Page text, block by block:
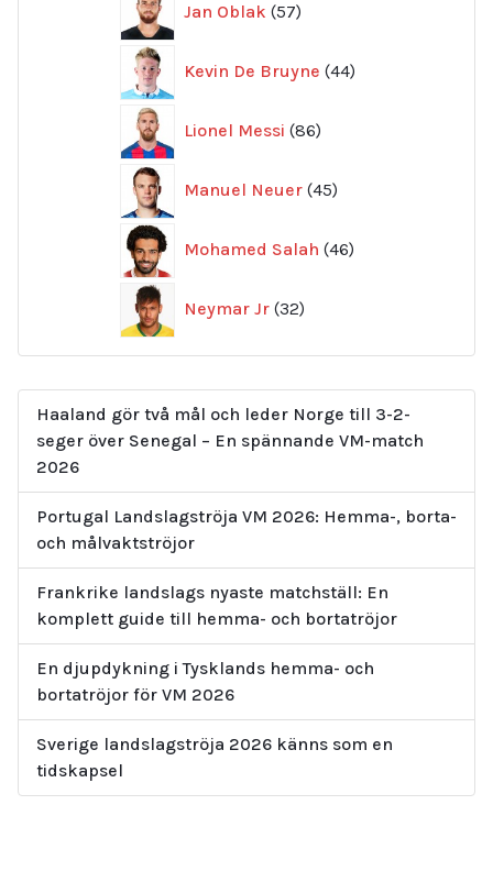
Jan Oblak 57
produkter
Kevin De Bruyne 44
produkter
Lionel Messi 86
produkter
Manuel Neuer 45
produkter
Mohamed Salah 46
produkter
Neymar Jr 32
produkter
Haaland gör två mål och leder Norge till 3-2-
seger över Senegal – En spännande VM-match
2026
Portugal Landslagströja VM 2026: Hemma-, borta-
och målvaktströjor
Frankrike landslags nyaste matchställ: En
komplett guide till hemma- och bortatröjor
En djupdykning i Tysklands hemma- och
bortatröjor för VM 2026
Sverige landslagströja 2026 känns som en
tidskapsel